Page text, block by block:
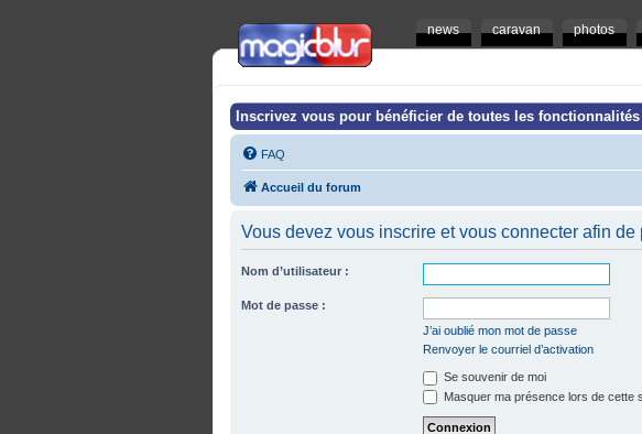
news caravan photos
Inscrivez vous pour bénéficier de toutes les
FAQ
Accueil du forum
Vous devez vous inscrire et vous connecter afin
Nom d’utilisateur :
Mot de passe :
J’ai oublié mon mot de passe
Renvoyer le courriel d’activation
Se souvenir de moi
Masquer ma présence lors de cette